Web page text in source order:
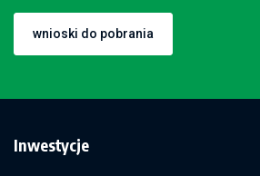
wnioski do pobrania
Inwestycje